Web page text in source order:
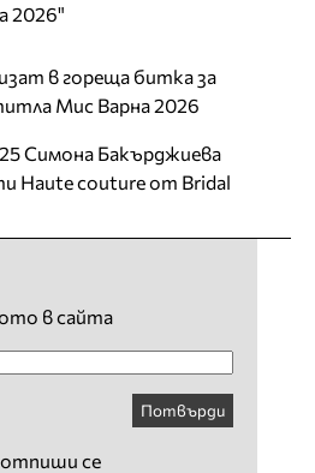
2026"
в гореща битка за
Мис Варна 2026
Симона Бакърджиева
Haute couture от Bridal
в сайта
Потвърди
отпиши се